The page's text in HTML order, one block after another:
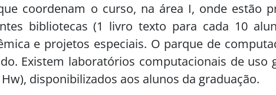
que coordenam o curso, na área I, onde estão
bibliotecas (1 livro texto para cada 10
e projetos especiais. O parque de
Existem laboratórios computacionais de uso
disponibilizados aos alunos da graduação.